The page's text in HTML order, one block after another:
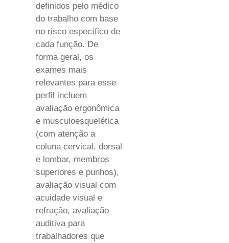
definidos pelo médico
do trabalho com base
no risco específico de
cada função. De
forma geral, os
exames mais
relevantes para esse
perfil incluem
avaliação ergonômica
e musculoesquelética
(com atenção a
coluna cervical, dorsal
e lombar, membros
superiores e punhos),
avaliação visual com
acuidade visual e
refração, avaliação
auditiva para
trabalhadores que